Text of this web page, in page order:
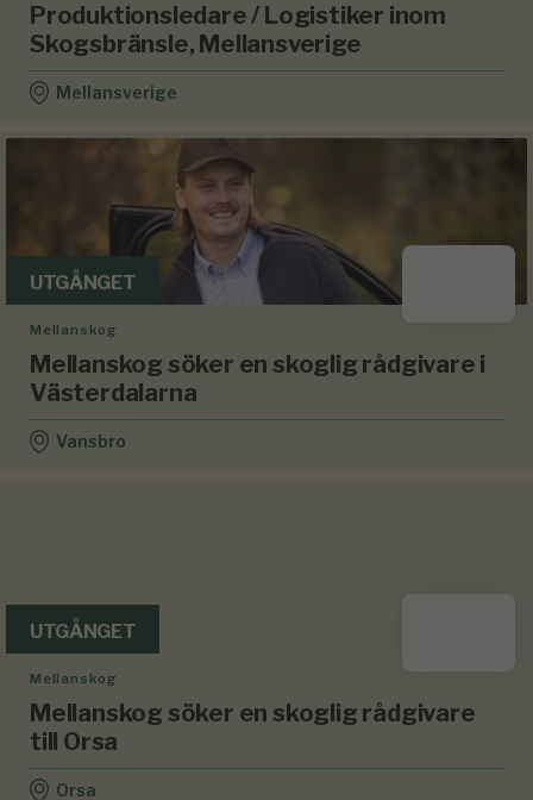
Produktionsledare / Logistiker inom
Skogsbränsle, Mellansverige
Mellansverige
UTGÅNGET
Mellanskog
Mellanskog söker en skoglig rådgivare i
Västerdalarna
Vansbro
UTGÅNGET
Mellanskog
Mellanskog söker en skoglig rådgivare
till Orsa
Orsa